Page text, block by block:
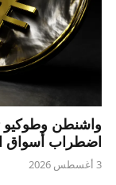
واشنطن
اضطراب أسواق
3 أغسطس 2026